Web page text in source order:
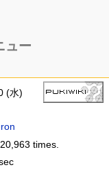
ュー
(水)
times.